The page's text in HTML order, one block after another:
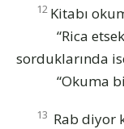
12 Kitabı
“Rica
sorduklarında
“Okuma
13 Rab diyor